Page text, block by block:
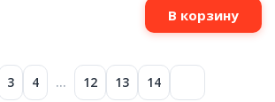
В корзину
3 4 … 12 13 14